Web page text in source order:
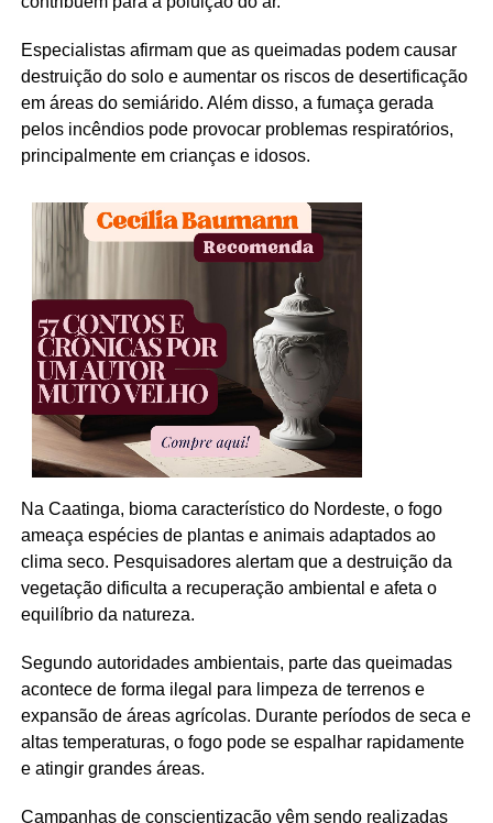
Especialistas afirmam que as queimadas podem causar
destruição do solo e aumentar os riscos de desertificação
em áreas do semiárido. Além disso, a fumaça gerada
pelos incêndios pode provocar problemas respiratórios,
principalmente em crianças e idosos.
Na Caatinga, bioma característico do Nordeste, o fogo
ameaça espécies de plantas e animais adaptados ao
clima seco. Pesquisadores alertam que a destruição da
vegetação dificulta a recuperação ambiental e afeta o
equilíbrio da natureza.
Segundo autoridades ambientais, parte das queimadas
acontece de forma ilegal para limpeza de terrenos e
expansão de áreas agrícolas. Durante períodos de seca e
altas temperaturas, o fogo pode se espalhar rapidamente
e atingir grandes áreas.
Campanhas de conscientização vêm sendo realizadas